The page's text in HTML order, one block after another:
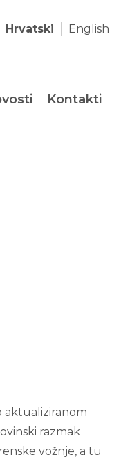
Hrvatski English
Kontakti
aktualiziranom
razmak
vožnje, a tu